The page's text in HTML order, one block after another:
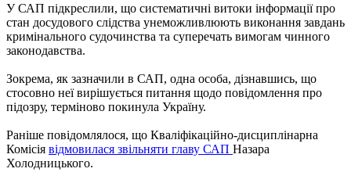
У САП підкреслили, що систематичні витоки інформації про
стан досудового слідства унеможливлюють виконання завдань
кримінального судочинства та суперечать вимогам чинного
законодавства.
Зокрема, як зазначили в САП, одна особа, дізнавшись, що
стосовно неї вирішується питання щодо повідомлення про
підозру, терміново покинула Україну.
Раніше повідомлялося, що Кваліфікаційно-дисциплінарна
Комісія відмовилася звільняти главу САП Назара
Холодницького.